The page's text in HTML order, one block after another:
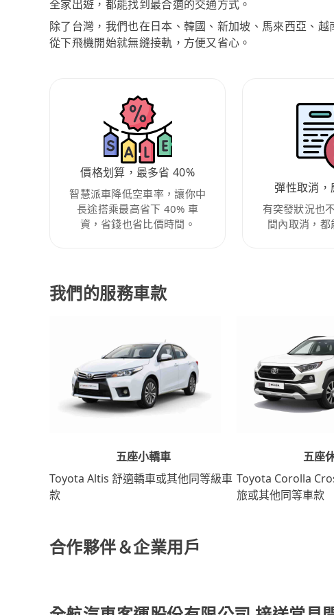
全家出遊，都能找到最合適的交通方式。
除了台灣，我們也在日本、韓國、新加坡、馬來西亞、
從下飛機開始就無縫接軌，方便又省心。
價格划算，最多省 40%
智慧派車降低空車率，讓你中
長途搭乘最高省下 40% 車
資，省錢也省比價時間。
彈性取消，
有突發狀況也
間內取消，都
我們的服務車款
五座小轎車
Toyota Altis 舒適轎車或其他同等級車
款
五座
Toyota Corolla
旅或其他同等車款
合作夥伴＆企業用戶